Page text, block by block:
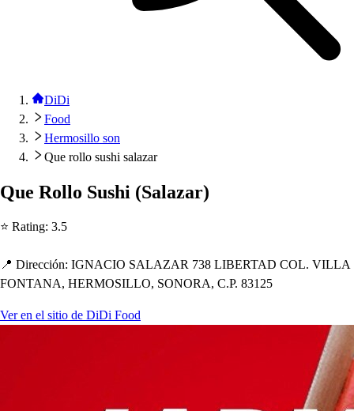
DiDi
Food
Hermosillo son
Que rollo sushi salazar
Que Rollo Sushi (Salazar)
⭐ Rating: 3.5
📍 Dirección: IGNACIO SALAZAR 738 LIBERTAD COL. VILLA
FONTANA, HERMOSILLO, SONORA, C.P. 83125
Ver en el sitio de DiDi Food